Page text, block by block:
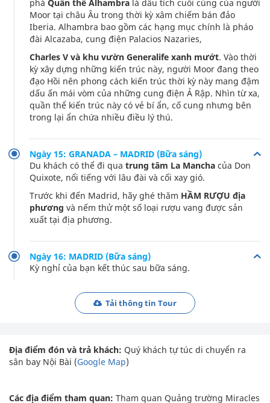
phá Quần thể Alhambra là dấu tích cuối cùng của người
Moor tại châu Âu trong thời kỳ xâm chiếm bán đảo
Iberia. Alhambra bao gồm các hạng mục chính là pháo
đài Alcazaba, cung điện Palacios Nazaries,
Charles V và khu vườn Generalife xanh mướt. Vào thời
kỳ xây dựng những kiến trúc này, người Moor đang theo
đạo Hồi nên phong cách kiến trúc thời kỳ này mang đậm
dấu ấn mái vòm của những cung điện Ả Rập. Nhìn từ xa,
quần thể kiến trúc này có vẻ bí ẩn, cố cung nhưng bên
trong lại ẩn chứa nhiều điều lý thú.
Ngày 15: GRANADA – MADRID (Bữa sáng)
Du khách có thể đi qua trung tâm La Mancha của Don
Quixote, nổi tiếng với lâu đài và cối xay gió.
Trước khi đến Madrid, hãy ghé thăm HẦM RƯỢU địa
phương và nếm thử một số loại rượu vang được sản
xuất tại địa phương.
Ngày 16: MADRID (Bữa sáng)
Kỳ nghỉ của bạn kết thúc sau bữa sáng.
Tải thông tin Tour
Địa điểm đón và trả khách: Quý khách tự túc di chuyển ra
sân bay Nội Bài (Google Map)
Các địa điểm tham quan: Tham quan Quảng trường Miracles